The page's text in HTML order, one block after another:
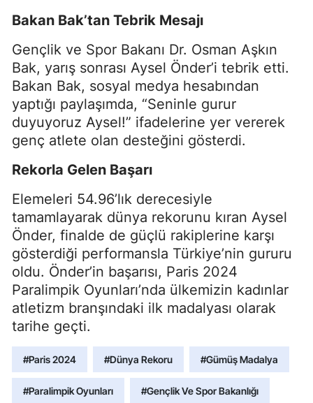
Bakan Bak’tan Tebrik Mesajı
Gençlik ve Spor Bakanı Dr. Osman Aşkın
Bak, yarış sonrası Aysel Önder’i tebrik etti.
Bakan Bak, sosyal medya hesabından
yaptığı paylaşımda, “Seninle gurur
duyuyoruz Aysel!” ifadelerine yer vererek
genç atlete olan desteğini gösterdi.
Rekorla Gelen Başarı
Elemeleri 54.96’lık derecesiyle
tamamlayarak dünya rekorunu kıran Aysel
Önder, finalde de güçlü rakiplerine karşı
gösterdiği performansla Türkiye’nin gururu
oldu. Önder’in başarısı, Paris 2024
Paralimpik Oyunları’nda ülkemizin kadınlar
atletizm branşındaki ilk madalyası olarak
tarihe geçti.
#Paris 2024 #Dünya Rekoru #Gümüş Madalya
#Paralimpik Oyunları #Gençlik Ve Spor Bakanlığı